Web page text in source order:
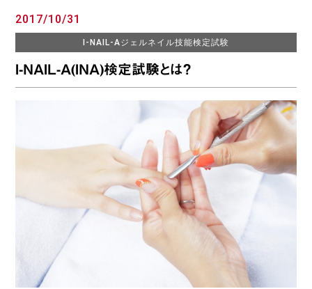
2017/10/31
I-NAIL-Aジェルネイル技能検定試験
I-NAIL-A(INA)検定試験とは?